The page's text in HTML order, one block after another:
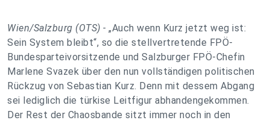
Wien/Salzburg (OTS) - „Auch wenn Kurz jetzt weg ist:
Sein System bleibt“, so die stellvertretende FPÖ-
Bundesparteivorsitzende und Salzburger FPÖ-Chefin
Marlene Svazek über den nun vollständigen politischen
Rückzug von Sebastian Kurz. Denn mit dessem Abgang
sei lediglich die türkise Leitfigur abhandengekommen.
Der Rest der Chaosbande sitzt immer noch in den